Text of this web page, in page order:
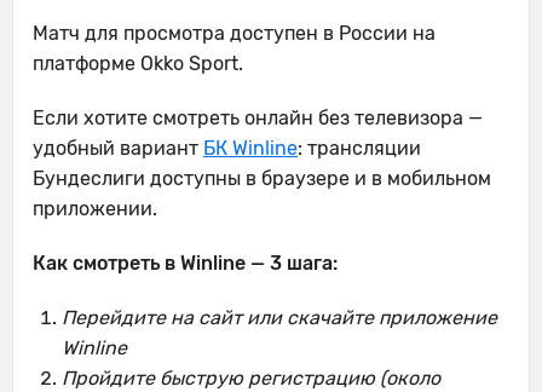
Матч для просмотра доступен в России на
платформе Okko Sport.
Если хотите смотреть онлайн без телевизора —
удобный вариант БК Winline: трансляции
Бундеслиги доступны в браузере и в мобильном
приложении.
Как смотреть в Winline — 3 шага:
Перейдите на сайт или скачайте приложение
Winline
Пройдите быструю регистрацию (около